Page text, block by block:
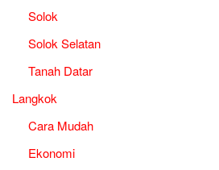
Solok
Solok Selatan
Tanah Datar
Langkok
Cara Mudah
Ekonomi